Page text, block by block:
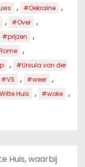
, #Oekraïne ,
, #Over ,
#prijzen ,
,
,
#Ursula von der
#VS , #weer ,
Huis , #woke ,
Huis, waarbij